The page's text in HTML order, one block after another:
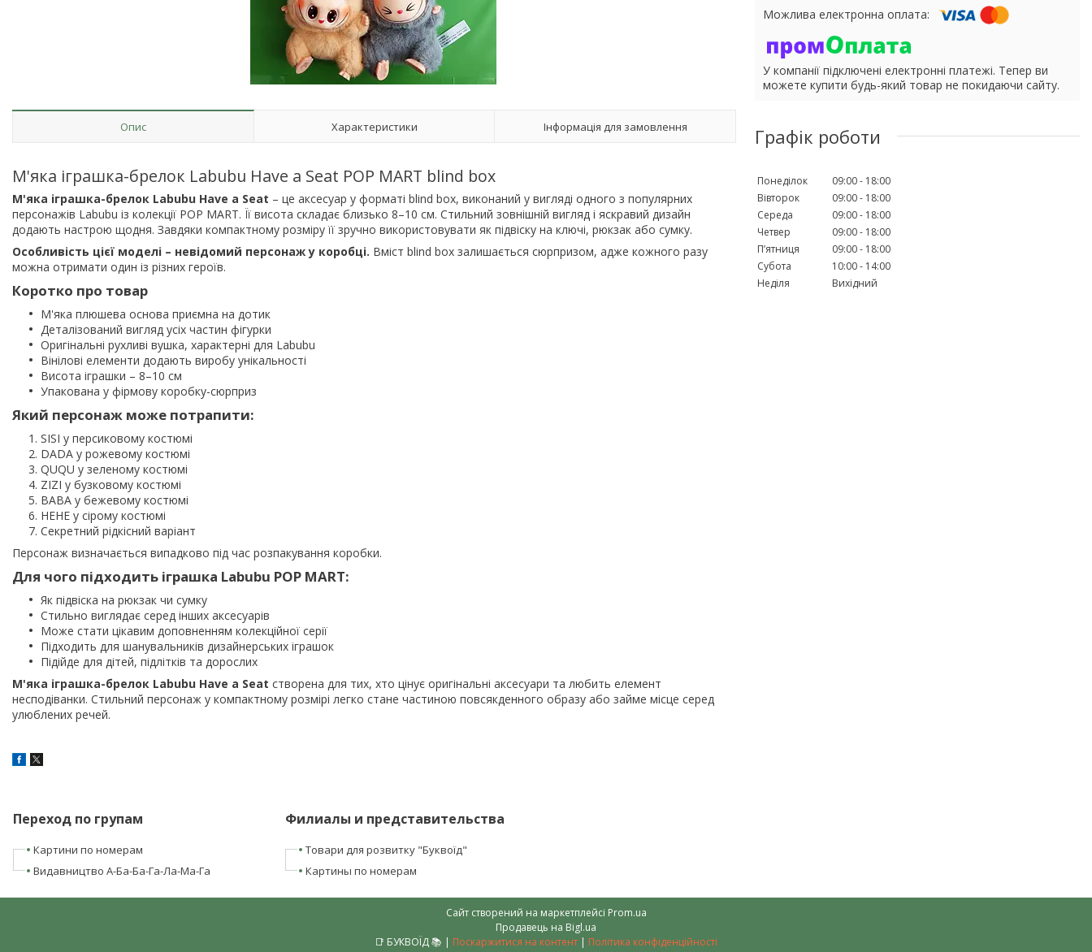
Опис Характеристики Інформація для замовлення
М'яка іграшка-брелок Labubu Have a Seat POP MART blind box
М'яка іграшка-брелок Labubu Have a Seat – це аксесуар у форматі blind box, виконаний у вигляді одного з популярних
персонажів Labubu із колекції POP MART. Її висота складає близько 8–10 см. Стильний зовнішній вигляд і яскравий дизайн
додають настрою щодня. Завдяки компактному розміру її зручно використовувати як підвіску на ключі, рюкзак або сумку.
Особливість цієї моделі – невідомий персонаж у коробці. Вміст blind box залишається сюрпризом, адже кожного разу
можна отримати один із різних героїв.
Коротко про товар
М'яка плюшева основа приємна на дотик
Деталізований вигляд усіх частин фігурки
Оригінальні рухливі вушка, характерні для Labubu
Вінілові елементи додають виробу унікальності
Висота іграшки – 8–10 см
Упакована у фірмову коробку-сюрприз
Який персонаж може потрапити:
SISI у персиковому костюмі
DADA у рожевому костюмі
QUQU у зеленому костюмі
ZIZI у бузковому костюмі
BABA у бежевому костюмі
HEHE у сірому костюмі
Секретний рідкісний варіант
Персонаж визначається випадково під час розпакування коробки.
Для чого підходить іграшка Labubu POP MART:
Як підвіска на рюкзак чи сумку
Стильно виглядає серед інших аксесуарів
Може стати цікавим доповненням колекційної серії
Підходить для шанувальників дизайнерських іграшок
Підійде для дітей, підлітків та дорослих
М'яка іграшка-брелок Labubu Have a Seat створена для тих, хто цінує оригінальні аксесуари та любить елемент
несподіванки. Стильний персонаж у компактному розмірі легко стане частиною повсякденного образу або займе місце серед
улюблених речей.
У компанії підключені електронні платежі. Тепер ви
можете купити будь-який товар не покидаючи сайту.
Графік роботи
Понеділок 09:00
18:00
Вівторок
09:00
18:00
Середа
09:00
18:00
Четвер
09:00
18:00
Пʼятниця
09:00
18:00
Субота
10:00
14:00
Неділя
Вихідний
Переход по групам
Картини по номерам
Видавництво А-Ба-Ба-Га-Ла-Ма-Га
Филиалы и представительства
Товари для розвитку "Буквоїд"
Картины по номерам
Сайт створений на маркетплейсі Prom.ua
Продавець на Bigl.ua
📑 БУКВОЇД 📚 | Поскаржитися на контент | Політика конфіденційності